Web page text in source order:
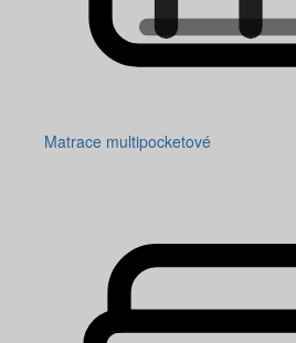
Matrace multipocketové